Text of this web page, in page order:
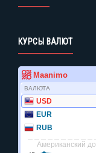
КУРСЫ ВАЛЮТ